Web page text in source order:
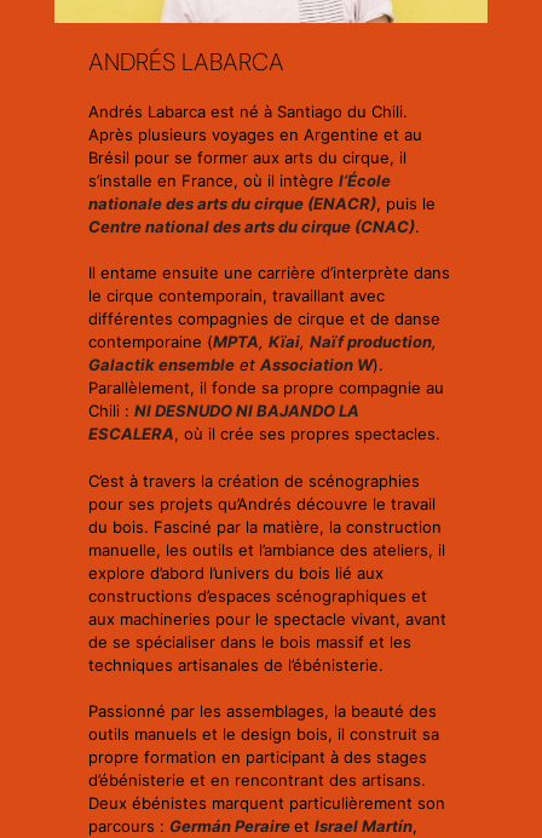
ANDRÉS LABARCA
Andrés Labarca est né à Santiago du Chili.
Après plusieurs voyages en Argentine et au
Brésil pour se former aux arts du cirque, il
s’installe en France, où il intègrel’École
nationale des arts du cirque (ENACR), puis le
Centre national des arts du cirque (CNAC).
Il entame ensuite une carrière d’interprète dans
le cirque contemporain, travaillant avec
différentes compagnies de cirque et de danse
contemporaine (MPTA,Kïai,Naïf production,
Galactik ensemble etAssociation W).
Parallèlement, il fonde sa propre compagnie au
Chili :NI DESNUDO NI BAJANDO LA
ESCALERA, où il crée ses propres spectacles.
C’est à travers la création de scénographies
pour ses projets qu’Andrés découvre le travail
du bois. Fasciné par la matière, la construction
manuelle, les outils et l’ambiance des ateliers, il
explore d’abord l’univers du bois lié aux
constructions d’espaces scénographiques et
aux machineries pour le spectacle vivant, avant
de se spécialiser dans le bois massif et les
techniques artisanales de l’ébénisterie.
Passionné par les assemblages, la beauté des
outils manuels et le design bois, il construit sa
propre formation en participant à des stages
d’ébénisterie et en rencontrant des artisans.
Deux ébénistes marquent particulièrement son
parcours :Germán Peraire etIsrael Martín,